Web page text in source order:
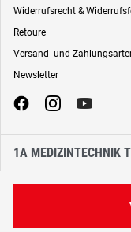
Widerrufsrecht &
Retoure
Versand- und
Newsletter
1A MEDIZINTECHNIK